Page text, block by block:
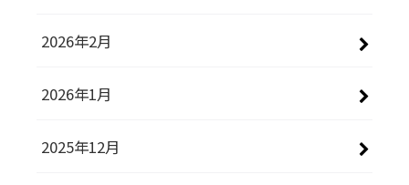
2026年2月
2026年1月
2025年12月